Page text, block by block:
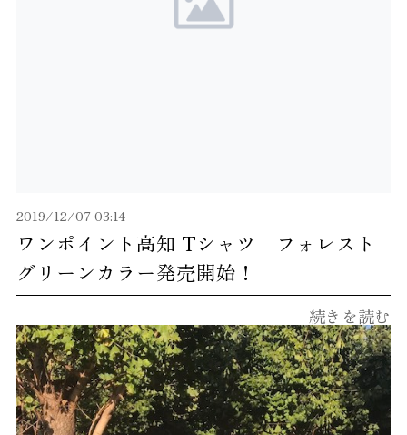
ワンポイント高知 Tシャツ フォレスト
グリーンカラー発売開始！
2019/12/07 03:14
続きを読む